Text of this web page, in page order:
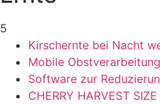
5
Kirschernte bei Nacht
Mobile Obstverarbeitung
Software zur
CHERRY HARVEST